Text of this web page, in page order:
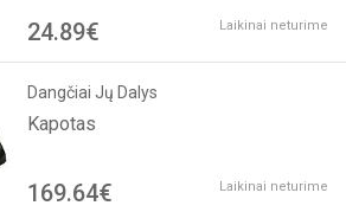
24.89€ Laikinai neturime
Dangčiai Jų Dalys
Kapotas
169.64€ Laikinai neturime